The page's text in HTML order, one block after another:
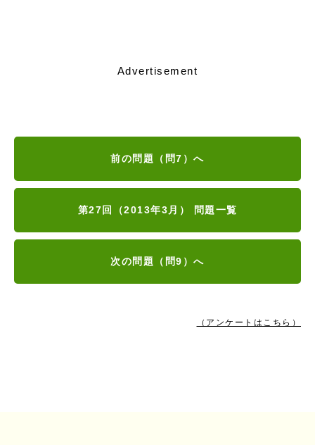
Advertisement
前の問題（問7）へ
第27回（2013年3月） 問題一覧
次の問題（問9）へ
（アンケートはこちら）